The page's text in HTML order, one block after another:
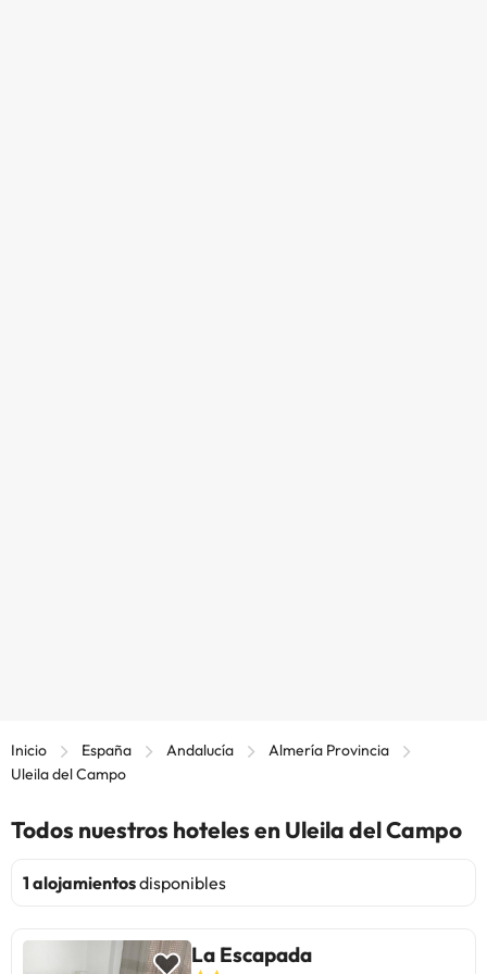
Inicio España Andalucía
Almería Provincia
Uleila del Campo
Todos nuestros hoteles en Uleila del Campo
1 alojamientosdisponibles
La Escapada